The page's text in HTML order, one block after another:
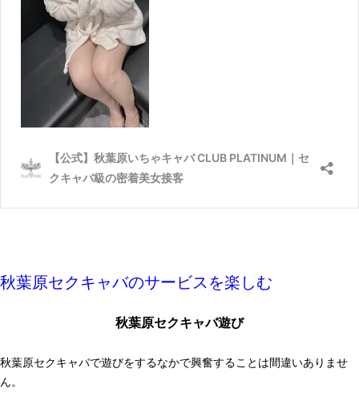
秋葉原セクキャバのサービスを楽しむ
秋葉原セクキャバ遊び
秋葉原セクキャバで遊びをするなかで興奮することは間違いありませ
ん。